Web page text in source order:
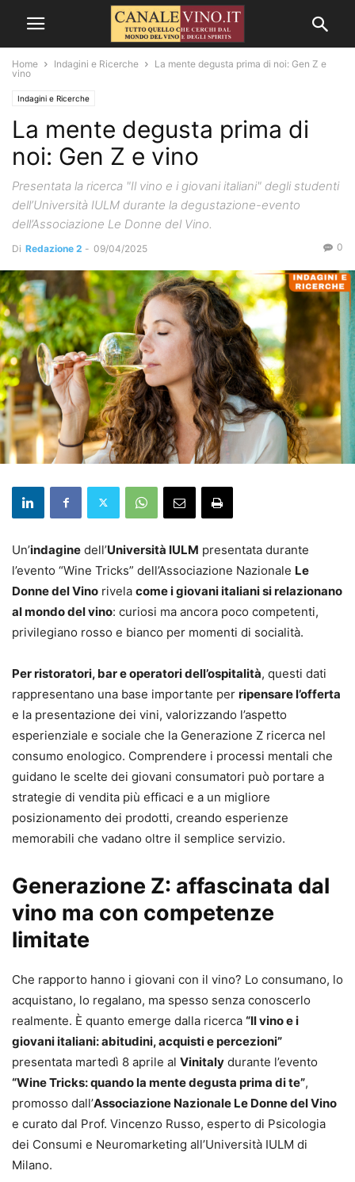
Home Indagini e Ricerche
La mente degusta prima di noi: Gen Z e
vino
Indagini e Ricerche
La mente degusta prima di
noi: Gen Z e vino
Presentata la ricerca "Il vino e i giovani italiani" degli studenti
dell’Università IULM durante la degustazione-evento
dell’Associazione Le Donne del Vino.
Di Redazione 2 - 09/04/2025 0
Un’indagine dell’Università IULM presentata durante
l’evento “Wine Tricks” dell’Associazione Nazionale Le
Donne del Vino rivela come i giovani italiani si relazionano
al mondo del vino: curiosi ma ancora poco competenti,
privilegiano rosso e bianco per momenti di socialità.
Per ristoratori, bar e operatori dell’ospitalità, questi dati
rappresentano una base importante per ripensare l’offerta
e la presentazione dei vini, valorizzando l’aspetto
esperienziale e sociale che la Generazione Z ricerca nel
consumo enologico. Comprendere i processi mentali che
guidano le scelte dei giovani consumatori può portare a
strategie di vendita più efficaci e a un migliore
posizionamento dei prodotti, creando esperienze
memorabili che vadano oltre il semplice servizio.
Generazione Z: affascinata dal
vino ma con competenze
limitate
Che rapporto hanno i giovani con il vino? Lo consumano, lo
acquistano, lo regalano, ma spesso senza conoscerlo
realmente. È quanto emerge dalla ricerca “Il vino e i
giovani italiani: abitudini, acquisti e percezioni”
presentata martedì 8 aprile al Vinitaly durante l’evento
“Wine Tricks: quando la mente degusta prima di te”,
promosso dall’Associazione Nazionale Le Donne del Vino
e curato dal Prof. Vincenzo Russo, esperto di Psicologia
dei Consumi e Neuromarketing all’Università IULM di
Milano.